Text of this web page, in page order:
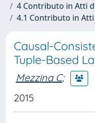
4 Contributo in Atti
4.1 Contributo in
Causal-
Tuple-Based
Mezzina C;
2015